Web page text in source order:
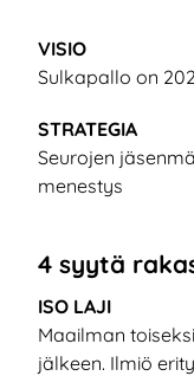
VISIO
Sulkapallo on
STRATEGIA
Seurojen
menestys
4 syytä
ISO LAJI
Maailman
jälkeen. Ilmiö